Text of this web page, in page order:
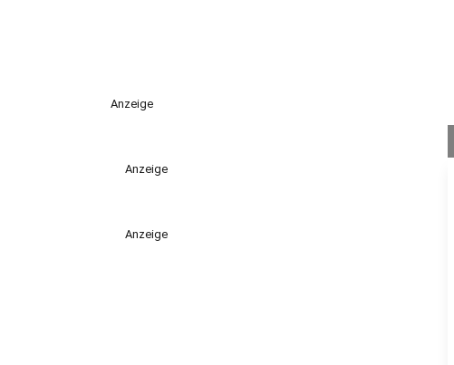
Anzeige
Anzeige
Anzeige